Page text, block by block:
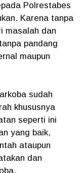
Polrestabes
Karena tanpa
masalah dan
pandang
maupun
sudah
khususnya
seperti ini
yang baik,
ataupun
dan